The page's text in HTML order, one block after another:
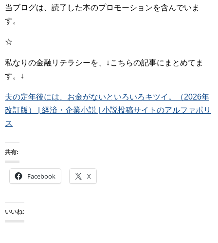
当ブログは、読了した本のプロモーションを含んでいま
す。
☆
私なりの金融リテラシーを、↓こちらの記事にまとめてま
す。↓
夫の定年後には、お金がないといろいろキツイ。（2026年
改訂版） | 経済・企業小説 | 小説投稿サイトのアルファポリ
ス
共有:
Facebook X
いいね: